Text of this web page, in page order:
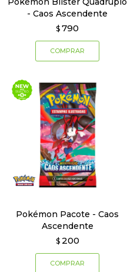
- Caos Ascendente
$ 790
Pokémon Pacote - Caos
Ascendente
$ 200